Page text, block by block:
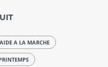
AIDE A LA MARCHE